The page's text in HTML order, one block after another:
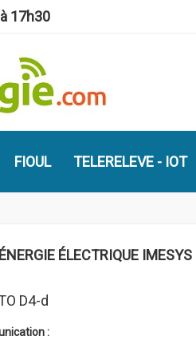
FIOUL TELERELEVE - IOT
ÉLECTRIQUE
D4-d
:
17h30